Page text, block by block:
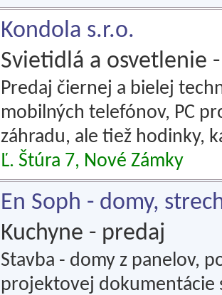
Kondola s.r.o.
Svietidlá a osvetlenie
Predaj čiernej a bielej
mobilných telefónov, PC
záhradu, ale tiež hodinky,
Ľ. Štúra 7, Nové Zámky
En Soph - domy,
Kuchyne - predaj
Stavba - domy z panelov,
projektovej dokumentácie